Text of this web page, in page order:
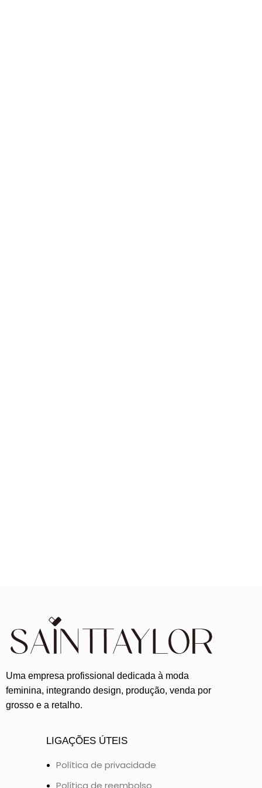
Uma empresa profissional dedicada à moda
feminina, integrando design, produção, venda por
grosso e a retalho.
LIGAÇÕES ÚTEIS
Política de privacidade
Política de reembolso